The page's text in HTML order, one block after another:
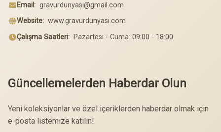
Email: gravurdunyasi@gmail.com
Website: www.gravurdunyasi.com
Çalışma Saatleri: Pazartesi - Cuma: 09:00 - 18:00
Güncellemelerden Haberdar Olun
Yeni koleksiyonlar ve özel içeriklerden haberdar olmak için
e-posta listemize katılın!